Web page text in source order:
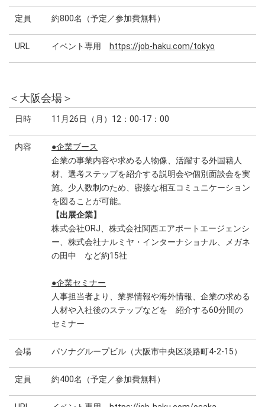
定員 約800名（予定／参加費無料）
URL イベント専用 https://job-haku.com/tokyo
＜大阪会場＞
日時 11月26日（月）12：00-17：00
内容
●企業ブース
企業の事業内容や求める人物像、活躍する外国籍人
材、選考ステップを紹介する説明会や個別面談会を実
施。少人数制のため、密接な相互コミュニケーション
を図ることが可能。
【出展企業】
株式会社ORJ、株式会社関西エアポートエージェンシ
ー、株式会社ナルミヤ・インターナショナル、メガネ
の田中 など約15社
●企業セミナー
人事担当者より、業界情報や海外情報、企業の求める
人材や入社後のステップなどを 紹介する60分間の
セミナー
会場 パソナグループビル（大阪市中央区淡路町4-2-15）
定員 約400名（予定／参加費無料）